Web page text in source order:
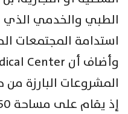
الطبي والخدمي
استدامة المجتمعات
المشروعات البارزة